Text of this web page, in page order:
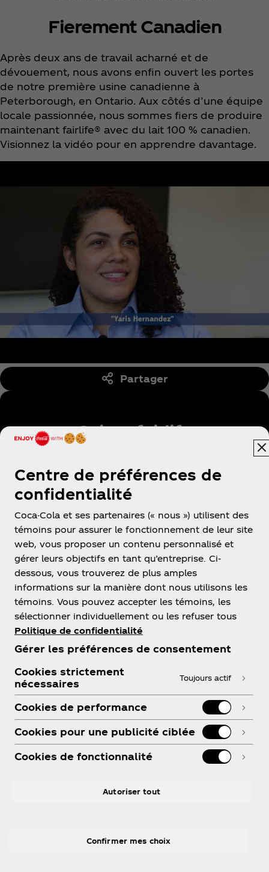
Fierement Canadien
Après deux ans de travail acharné et de
dévouement, nous avons enfin ouvert les portes
de notre première usine canadienne à
Peterborough, en Ontario. Aux côtés d’une équipe
locale passionnée, nous sommes fiers de produire
maintenant fairlife® avec du lait 100 % canadien.
Visionnez la vidéo pour en apprendre davantage.
Partager
Suivre fairlife
ᴹᴰ fairlife, LLC. Utilisée sous licence.
À propos de nous
Besoin d’aide?
YoutubeFacebook
Centre de préférences de
confidentialité
Coca-Cola et ses partenaires (« nous ») utilisent des
témoins pour assurer le fonctionnement de leur site
web, vous proposer un contenu personnalisé et
gérer leurs objectifs en tant qu’entreprise. Ci-
dessous, vous trouverez de plus amples
informations sur la manière dont nous utilisons les
témoins. Vous pouvez accepter les témoins, les
sélectionner individuellement ou les refuser tous
Politique de confidentialité
Gérer les préférences de consentement
Cookies strictement
nécessaires
Toujours actif
Cookies de performance
Cookies pour une publicité ciblée
Cookies de fonctionnalité
Autoriser tout
Confirmer mes choix